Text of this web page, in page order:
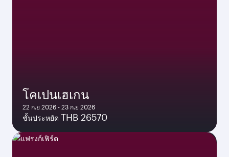
โคเปนเฮเกน
22 ก.ย 2026 - 23 ก.ย 2026
ชั้นประหยัด THB 26570